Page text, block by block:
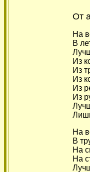
От
На
В
Из
Из
Из
Из
Из
На
В
На
На